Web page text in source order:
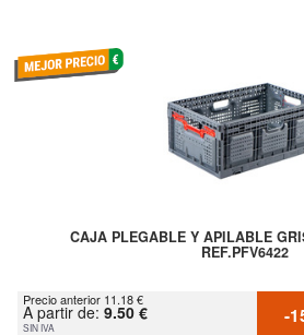
CAJA PLEGABLE Y APILABLE
REF.PFV6422
Precio anterior 11.18 €
A partir de: 9.50 €
SIN IVA -